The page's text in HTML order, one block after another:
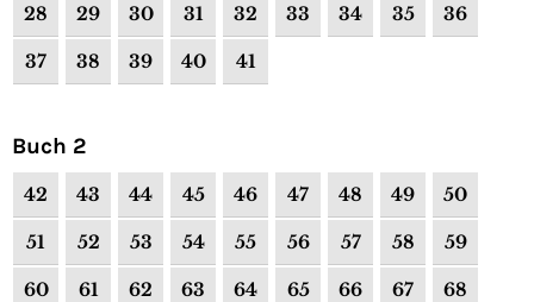
28 29 30 31 32 33 34 35 36
37 38 39 40 41
Buch 2
42 43 44 45 46 47 48 49 50
51 52 53 54 55 56 57 58 59
60 61 62 63 64 65 66 67 68